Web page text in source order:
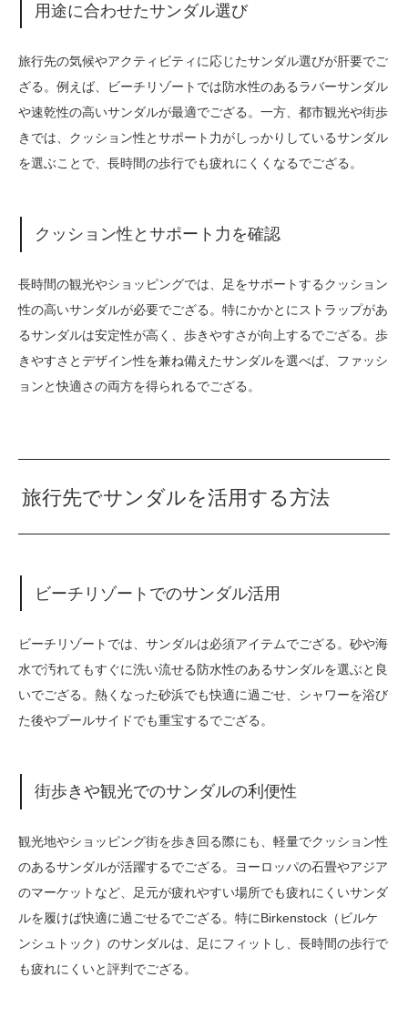
用途に合わせたサンダル選び
旅行先の気候やアクティビティに応じたサンダル選びが肝要でご
ざる。例えば、ビーチリゾートでは防水性のあるラバーサンダル
や速乾性の高いサンダルが最適でござる。一方、都市観光や街歩
きでは、クッション性とサポート力がしっかりしているサンダル
を選ぶことで、長時間の歩行でも疲れにくくなるでござる。
クッション性とサポート力を確認
長時間の観光やショッピングでは、足をサポートするクッション
性の高いサンダルが必要でござる。特にかかとにストラップがあ
るサンダルは安定性が高く、歩きやすさが向上するでござる。歩
きやすさとデザイン性を兼ね備えたサンダルを選べば、ファッシ
ョンと快適さの両方を得られるでござる。
旅行先でサンダルを活用する方法
ビーチリゾートでのサンダル活用
ビーチリゾートでは、サンダルは必須アイテムでござる。砂や海
水で汚れてもすぐに洗い流せる防水性のあるサンダルを選ぶと良
いでござる。熱くなった砂浜でも快適に過ごせ、シャワーを浴び
た後やプールサイドでも重宝するでござる。
街歩きや観光でのサンダルの利便性
観光地やショッピング街を歩き回る際にも、軽量でクッション性
のあるサンダルが活躍するでござる。ヨーロッパの石畳やアジア
のマーケットなど、足元が疲れやすい場所でも疲れにくいサンダ
ルを履けば快適に過ごせるでござる。特にBirkenstock（ビルケ
ンシュトック）のサンダルは、足にフィットし、長時間の歩行で
も疲れにくいと評判でござる。